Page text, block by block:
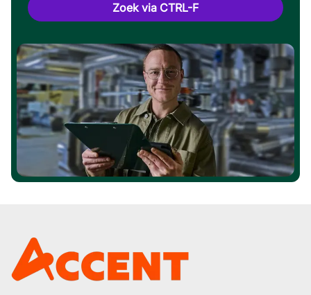
Zoek via CTRL-F